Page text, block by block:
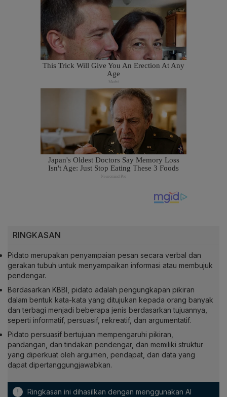
RINGKASAN
Pidato merupakan penyampaian pesan secara verbal dan
gerakan tubuh untuk menyampaikan informasi atau membujuk
pendengar.
Berdasarkan KBBI, pidato adalah pengungkapan pikiran
dalam bentuk kata-kata yang ditujukan kepada orang banyak
dan terbagi menjadi beberapa jenis berdasarkan tujuannya,
seperti informatif, persuasif, rekreatif, dan argumentatif.
Pidato persuasif bertujuan mempengaruhi pikiran,
pandangan, dan tindakan pendengar, dan memiliki struktur
yang diperkuat oleh argumen, pendapat, dan data yang
dapat dipertanggungjawabkan.
! Ringkasan ini dihasilkan dengan menggunakan AI